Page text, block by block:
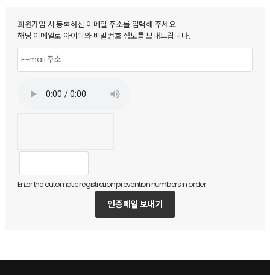
회원가입 시 등록하신 이메일 주소를 입력해 주세요.
해당 이메일로 아이디와 비밀번호 정보를 보내드립니다.
Enter the automatic registration prevention numbers in order.
인증메일 보내기